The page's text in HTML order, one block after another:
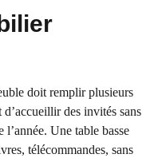
doit remplir plusieurs
des invités sans
Une table basse
télécommandes, sans